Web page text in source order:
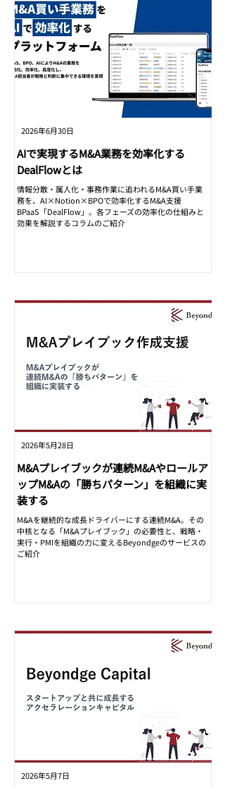
2026年6月30日
AIで実現するM&A業務を効率化する
DealFlowとは
情報分散・属人化・事務作業に追われるM&A買い手業
務を、AI×Notion×BPOで効率化するM&A支援
BPaaS「DealFlow」。各フェーズの効率化の仕組みと
効果を解説するコラムのご紹介
2026年5月28日
M&Aプレイブックが連続M&Aやロールア
ップM&Aの「勝ちパターン」を組織に実
装する
M&Aを継続的な成長ドライバーにする連続M&A。その
中核となる「M&Aプレイブック」の必要性と、戦略・
実行・PMIを組織の力に変えるBeyondgeのサービスの
ご紹介
2026年5月7日